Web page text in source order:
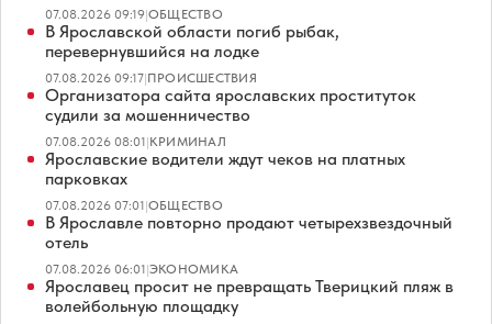
07.08.2026 09:19|ОБЩЕСТВО
В Ярославской области погиб рыбак,
перевернувшийся на лодке
07.08.2026 09:17|ПРОИСШЕСТВИЯ
Организатора сайта ярославских проституток
судили за мошенничество
07.08.2026 08:01|КРИМИНАЛ
Ярославские водители ждут чеков на платных
парковках
07.08.2026 07:01|ОБЩЕСТВО
В Ярославле повторно продают четырехзвездочный
отель
07.08.2026 06:01|ЭКОНОМИКА
Ярославец просит не превращать Тверицкий пляж в
волейбольную площадку